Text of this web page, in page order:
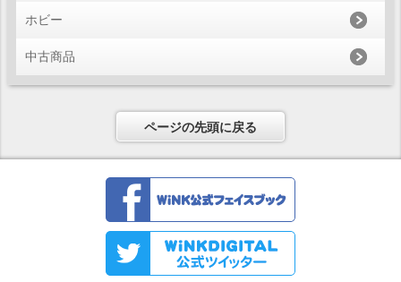
ホビー
中古商品
ページの先頭に戻る